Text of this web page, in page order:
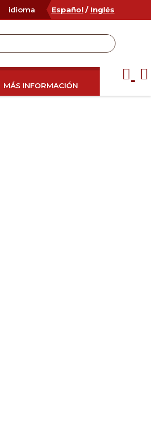
idioma Español / Inglés
MÁS INFORMACIÓN